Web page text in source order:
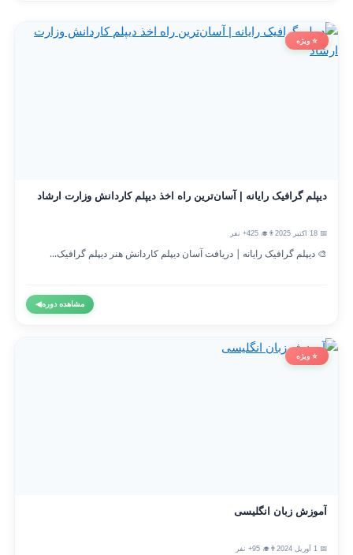
⭐ ویژه
دیپلم گرافیک رایانه | آسان‌ترین راه اخذ دیپلم کاردانش وزارت ارشاد
👨‍🎓 425+ نفر
🎨 دیپلم گرافیک رایانه | دریافت آسان دیپلم کاردانش هنر دیپلم گرافیک...
مشاهده دوره◀
⭐ ویژه
آموزش زبان انگلیسی
👨‍🎓 95+ نفر